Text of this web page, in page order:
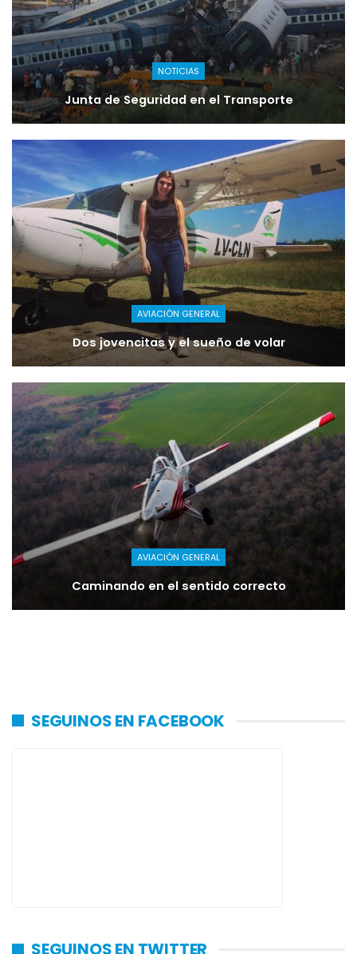
NOTICIAS
Junta de Seguridad en el Transporte
AVIACIÓN GENERAL
Dos jovencitas y el sueño de volar
AVIACIÓN GENERAL
Caminando en el sentido correcto
SEGUINOS EN FACEBOOK
SEGUINOS EN TWITTER